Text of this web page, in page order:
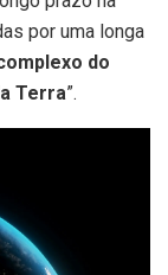
por uma longa
do
Terra”.